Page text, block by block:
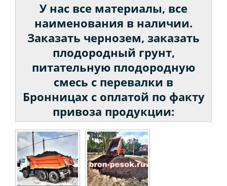
Бетон
Чернозем
Асфальтовая крошка
У нас все материалы, все
наименования в наличии.
Заказать чернозем, заказать
плодородный грунт,
питательную плодородную
смесь с перевалки в
Бронницах с оплатой по факту
привоза продукции: